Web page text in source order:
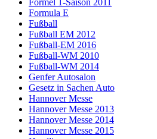
Formel 1-Saison 2011
Formula E
Fußball
Fußball EM 2012
Fußball-EM 2016
Fußball-WM 2010
Fußball-WM 2014
Genfer Autosalon
Gesetz in Sachen Auto
Hannover Messe
Hannover Messe 2013
Hannover Messe 2014
Hannover Messe 2015